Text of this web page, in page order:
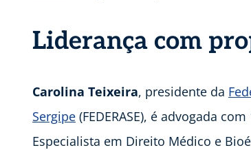
Liderança com
Carolina Teixeira, presidente da
Sergipe (FEDERASE), é advogada
Especialista em Direito Médico e